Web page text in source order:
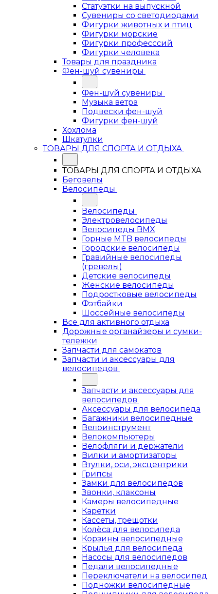
Статуэтки на выпускной
Сувениры со светодиодами
Фигурки животных и птиц
Фигурки морские
Фигурки професссий
Фигурки человека
Товары для праздника
Фен-шуй сувениры
Фен-шуй сувениры
Музыка ветра
Подвески фен-шуй
Фигурки фен-шуй
Хохлома
Шкатулки
ТОВАРЫ ДЛЯ СПОРТА И ОТДЫХА
ТОВАРЫ ДЛЯ СПОРТА И ОТДЫХА
Беговелы
Велосипеды
Велосипеды
Электровелосипеды
Велосипеды BMX
Горные MTB велосипеды
Городские велосипеды
Гравийные велосипеды
(гревелы)
Детские велосипеды
Женские велосипеды
Подростковые велосипеды
Фэтбайки
Шоссейные велосипеды
Все для активного отдыха
Дорожные органайзеры и сумки-
тележки
Запчасти для самокатов
Запчасти и аксессуары для
велосипедов
Запчасти и аксессуары для
велосипедов
Аксессуары для велосипеда
Багажники велосипедные
Велоинструмент
Велокомпьютеры
Велофляги и держатели
Вилки и амортизаторы
Втулки, оси, эксцентрики
Грипсы
Замки для велосипедов
Звонки, клаксоны
Камеры велосипедные
Каретки
Кассеты, трещотки
Колёса для велосипеда
Корзины велосипедные
Крылья для велосипеда
Насосы для велосипедов
Педали велосипедные
Переключатели на велосипед
Подножки велосипедные